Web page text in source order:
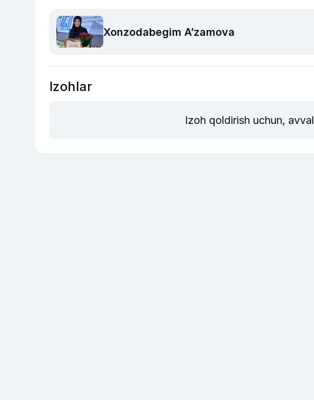
Xonzodabegim A’zamova
Izohlar
Izoh qoldirish uchun, avval